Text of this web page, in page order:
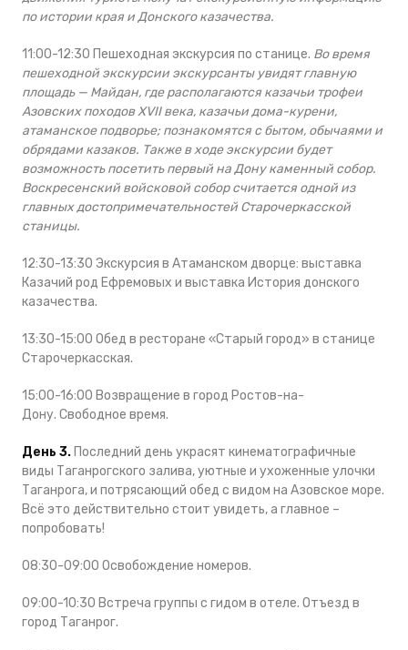
по истории края и Донского казачества.
11:00-12:30 Пешеходная экскурсия по станице. Во время
пешеходной экскурсии экскурсанты увидят главную
площадь — Майдан, где располагаются казачьи трофеи
Азовских походов XVII века, казачьи дома-курени,
атаманское подворье; познакомятся с бытом, обычаями и
обрядами казаков. Также в ходе экскурсии будет
возможность посетить первый на Дону каменный собор.
Воскресенский войсковой собор считается одной из
главных достопримечательностей Старочеркасской
станицы.
12:30-13:30 Экскурсия в Атаманском дворце: выставка
Казачий род Ефремовых и выставка История донского
казачества.
13:30-15:00 Обед в ресторане «Старый город» в станице
Старочеркасская.
15:00-16:00 Возвращение в город Ростов-на-
Дону. Свободное время.
День 3. Последний день украсят кинематографичные
виды Таганрогского залива, уютные и ухоженные улочки
Таганрога, и потрясающий обед с видом на Азовское море.
Всё это действительно стоит увидеть, а главное –
попробовать!
08:30-09:00 Освобождение номеров.
09:00-10:30 Встреча группы с гидом в отеле. Отъезд в
город Таганрог.